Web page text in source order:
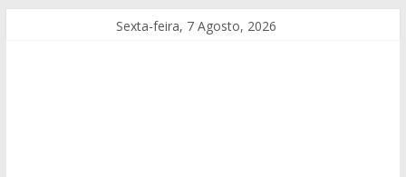
Sexta-feira, 7 Agosto, 2026